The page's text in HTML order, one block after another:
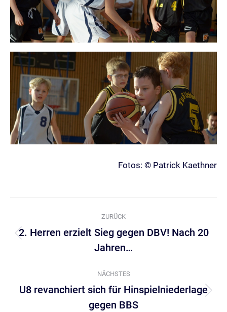
Fotos: © Patrick Kaethner
Kommentarnavigation
ZURÜCK
Vorheriger
Beitrag:
2. Herren erzielt Sieg gegen DBV! Nach 20
Jahren…
NÄCHSTES
Nächster
U8 revanchiert sich für Hinspielniederlage
gegen BBS